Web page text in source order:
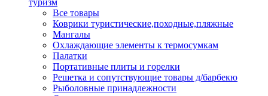
туризм
Все товары
Коврики туристические,походные,пляжные
Мангалы
Охлаждающие элементы к термосумкам
Палатки
Портативные плиты и горелки
Решетка и сопутствующие товары д/барбекю
Рыболовные принадлежности